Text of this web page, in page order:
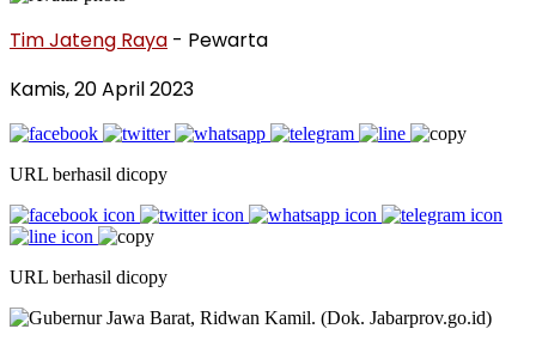
Tim Jateng Raya - Pewarta
Kamis, 20 April 2023
URL berhasil dicopy
URL berhasil dicopy